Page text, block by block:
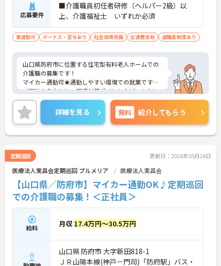
応募要件
■介護職員初任者研修（ヘルパー2級）以
上、介護福祉士 いずれか必須
車通勤可 ボーナス・賞与あり 社会保険完備 交通費支給 退職金制度あり
山口県防府市に位置する住宅型有料老人ホームでの
介護職の募集です！
マイカー通勤可★通勤しやすい環境での就業です♪
ご興味ある方には、面接対策ポイントなど、さらに
詳細をお話しいたしますのでお気軽にご相談くださ
い。
詳細を見る 無料 紹介してもらう
定期巡回 更新日：2026年05月26日
医療法人実昌会定期巡回 プルメリア 医療法人実昌会
【山口県／防府市】マイカー通勤OK♪定期巡回
での介護職の募集！＜正社員＞
給料 月収 17.4万円～30.5万円
山口県 防府市 大字新田818-1
ＪＲ山陽本線(神戸－門司)「防府駅」バス・